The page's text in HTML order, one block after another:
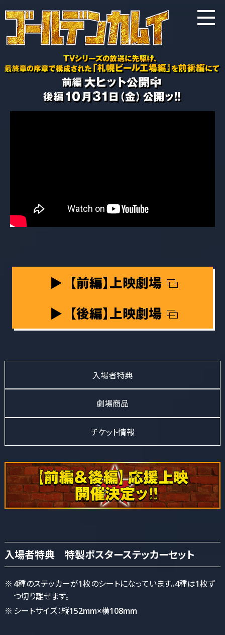
【前編】上映劇場
【後編】上映劇場
入場者特典
劇場商品
チケット情報
入場者特典 特製ポスターステッカーセット
4種のステッカーが1枚のシートになっています。4種は1枚ず
つ切り離せます。
シートサイズ：縦152mm×横108mm